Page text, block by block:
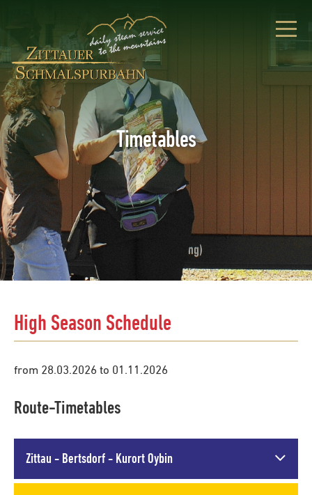
Timetables
High Season Schedule
from 28.03.2026 to 01.11.2026
Route-Timetables
Zittau - Bertsdorf - Kurort Oybin